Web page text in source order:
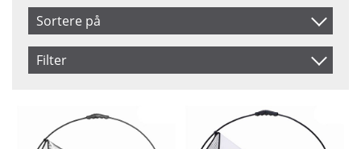
Sortere på
Artikelkod
Filter
82 cm
98 cm
Silver/Vit